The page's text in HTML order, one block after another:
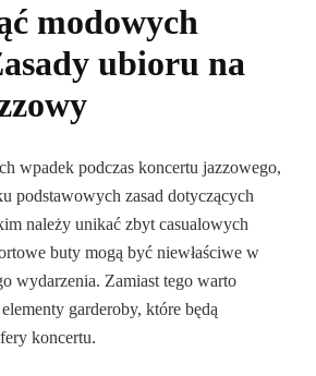
modowych
ubioru na
wpadek podczas koncertu jazzowego,
podstawowych zasad dotyczących
należy unikać zbyt casualowych
buty mogą być niewłaściwe w
wydarzenia. Zamiast tego warto
garderoby, które będą
koncertu.